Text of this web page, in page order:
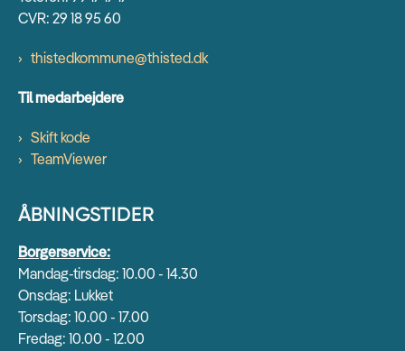
CVR: 29 18 95 60
thistedkommune@thisted.dk
Til medarbejdere
Skift kode
TeamViewer
ÅBNINGSTIDER
Borgerservice:
Mandag-tirsdag: 10.00 - 14.30
Onsdag: Lukket
Torsdag: 10.00 - 17.00
Fredag: 10.00 - 12.00